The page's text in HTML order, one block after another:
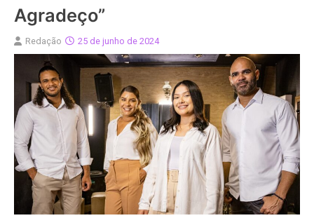
Agradeço”
Redação 25 de junho de 2024